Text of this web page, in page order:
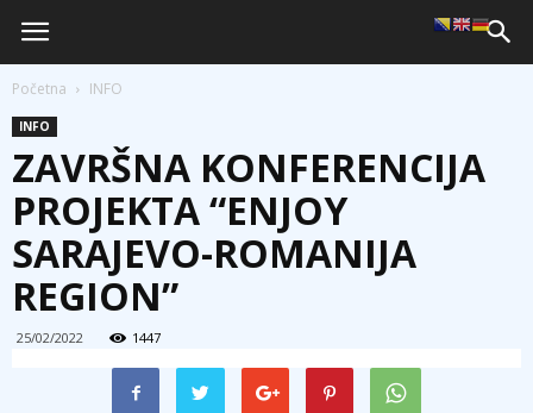
Početna INFO
INFO
ZAVRŠNA KONFERENCIJA
PROJEKTA “ENJOY
SARAJEVO-ROMANIJA
REGION”
25/02/2022 1447